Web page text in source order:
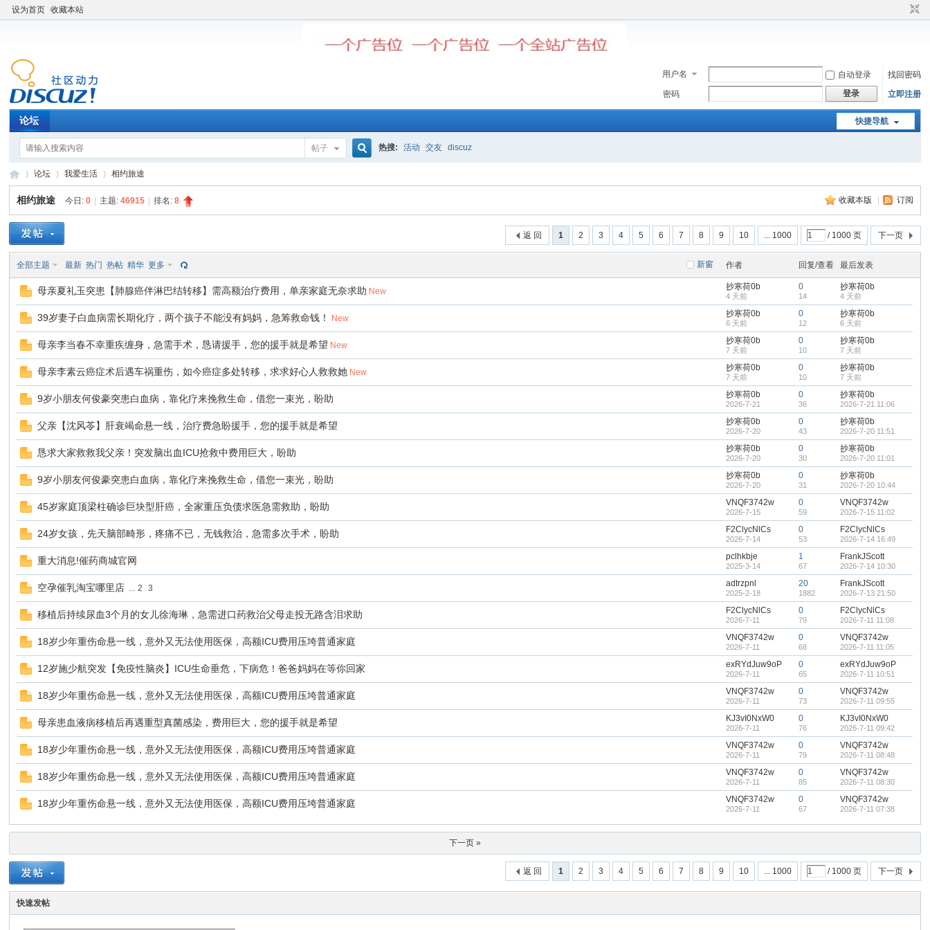
设为首页 收藏本站
用户名 自动登录
找回密码
密码
登录 立即注册
快捷导航
论坛
帖子 热搜: 活动 交友 discuz
»
论坛
›
我爱生活 相约旅途
收藏本版 订阅
相约旅途 今日:0 主题:46915 排名:8
1 2 3 4 5 6 7 8 9 10 ... 1000 / 1000 页 下一页
返 回
新窗
全部主题 最新 热门 热帖 精华 更多 作者 回复/查看 最后发表
母亲夏礼玉突患【肺腺癌伴淋巴结转移】需高额治疗费用，单亲家庭无奈求助 New 抄寒荷0b
4 天前
0
14
抄寒荷0b
4 天前
39岁妻子白血病需长期化疗，两个孩子不能没有妈妈，急筹救命钱！ New 抄寒荷0b
6 天前
0
12
抄寒荷0b
6 天前
母亲李当春不幸重疾缠身，急需手术，恳请援手，您的援手就是希望 New 抄寒荷0b
7 天前
0
10
抄寒荷0b
7 天前
母亲李素云癌症术后遇车祸重伤，如今癌症多处转移，求求好心人救救她 New 抄寒荷0b
7 天前
0
10
抄寒荷0b
7 天前
9岁小朋友何俊豪突患白血病，靠化疗来挽救生命，借您一束光，盼助 抄寒荷0b
2026-7-21
0
36
抄寒荷0b
2026-7-21 11:06
父亲【沈风苓】肝衰竭命悬一线，治疗费急盼援手，您的援手就是希望 抄寒荷0b
2026-7-20
0
43
抄寒荷0b
2026-7-20 11:51
恳求大家救救我父亲！突发脑出血ICU抢救中费用巨大，盼助 抄寒荷0b
2026-7-20
0
30
抄寒荷0b
2026-7-20 11:01
9岁小朋友何俊豪突患白血病，靠化疗来挽救生命，借您一束光，盼助 抄寒荷0b
2026-7-20
0
31
抄寒荷0b
2026-7-20 10:44
45岁家庭顶梁柱确诊巨块型肝癌，全家重压负债求医急需救助，盼助 VNQF3742w
2026-7-15
0
59
VNQF3742w
2026-7-15 11:02
24岁女孩，先天脑部畸形，疼痛不已，无钱救治，急需多次手术，盼助 F2ClycNlCs
2026-7-14
0
53
F2ClycNlCs
2026-7-14 16:49
重大消息!催药商城官网 pclhkbje
2025-3-14
1
67
FrankJScott
2026-7-14 10:30
空孕催乳淘宝哪里店 ... 2 3 adtrzpnl
2025-2-18
20
1882
FrankJScott
2026-7-13 21:50
移植后持续尿血3个月的女儿徐海琳，急需进口药救治父母走投无路含泪求助 F2ClycNlCs
2026-7-11
0
79
F2ClycNlCs
2026-7-11 11:08
18岁少年重伤命悬一线，意外又无法使用医保，高额ICU费用压垮普通家庭 VNQF3742w
2026-7-11
0
68
VNQF3742w
2026-7-11 11:05
12岁施少航突发【免疫性脑炎】ICU生命垂危，下病危！爸爸妈妈在等你回家 exRYdJuw9oP
2026-7-11
0
65
exRYdJuw9oP
2026-7-11 10:51
18岁少年重伤命悬一线，意外又无法使用医保，高额ICU费用压垮普通家庭 VNQF3742w
2026-7-11
0
73
VNQF3742w
2026-7-11 09:55
母亲患血液病移植后再遇重型真菌感染，费用巨大，您的援手就是希望 KJ3vI0NxW0
2026-7-11
0
76
KJ3vI0NxW0
2026-7-11 09:42
18岁少年重伤命悬一线，意外又无法使用医保，高额ICU费用压垮普通家庭 VNQF3742w
2026-7-11
0
79
VNQF3742w
2026-7-11 08:48
18岁少年重伤命悬一线，意外又无法使用医保，高额ICU费用压垮普通家庭 VNQF3742w
2026-7-11
0
85
VNQF3742w
2026-7-11 08:30
18岁少年重伤命悬一线，意外又无法使用医保，高额ICU费用压垮普通家庭 VNQF3742w
2026-7-11
0
67
VNQF3742w
2026-7-11 07:38
下一页 »
1 2 3 4 5 6 7 8 9 10 ... 1000 / 1000 页 下一页
返 回
快速发帖